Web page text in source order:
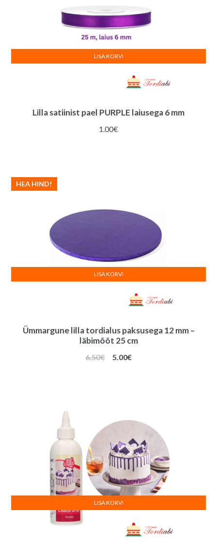
Lilla satiinist pael PURPLE laiusega 6 mm
1.00€
LISA KORVI
Ümmargune lilla tordialus paksusega 12 mm –
läbimõõt 25 cm
HEA HIND!
6.50€
Algne
5.00€Praegune
LISA KORVI
LISA KORVI